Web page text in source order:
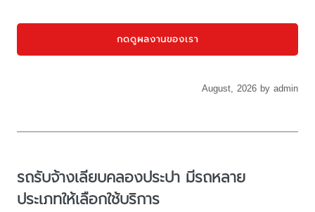
กดดูผลงานของเรา
August, 2026 by admin
รถรับจ้างเลียบคลองประปา มีรถหลาย
ประเภทให้เลือกใช้บริการ